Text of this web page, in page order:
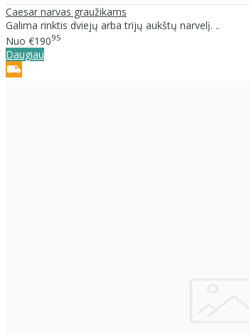
Caesar narvas graužikams
Galima rinktis dviejų arba trijų aukštų narvelį. ..
Nuo €19095
Daugiau